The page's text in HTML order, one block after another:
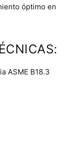
óptimo en
ASME B18.3